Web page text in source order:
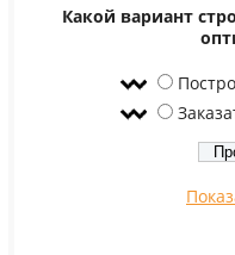
Какой вариант